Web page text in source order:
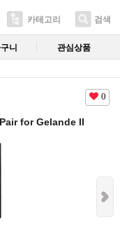
카테고리 검색
니 관심상품
0
for Gelande II